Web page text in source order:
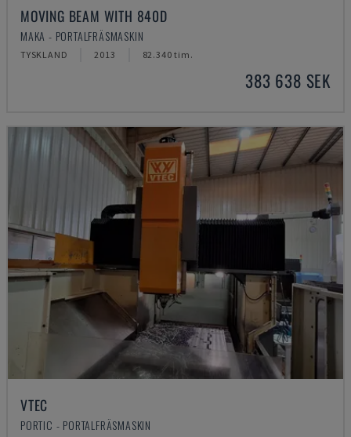
MOVING BEAM WITH 840D
MAKA - PORTALFRÄSMASKIN
TYSKLAND 2013 82.340 tim.
383 638 SEK
VTEC
PORTIC - PORTALFRÄSMASKIN